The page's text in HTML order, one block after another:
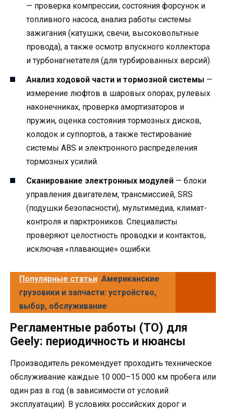
— проверка компрессии, состояния форсунок и
топливного насоса, анализ работы системы
зажигания (катушки, свечи, высоковольтные
провода), а также осмотр впускного коллектора
и турбонагнетателя (для турбированных версий).
Анализ ходовой части и тормозной системы —
измерение люфтов в шаровых опорах, рулевых
наконечниках, проверка амортизаторов и
пружин, оценка состояния тормозных дисков,
колодок и суппортов, а также тестирование
системы ABS и электронного распределения
тормозных усилий.
Сканирование электронных модулей — блоки
управления двигателем, трансмиссией, SRS
(подушки безопасности), мультимедиа, климат-
контроля и парктроников. Специалисты
проверяют целостность проводки и контактов,
исключая «плавающие» ошибки.
Популярные статьи Американские
грузовики и запчасти: устройство,
выбор, обслуживание
Регламентные работы (ТО) для
Geely: периодичность и нюансы
Производитель рекомендует проходить техническое
обслуживание каждые 10 000–15 000 км пробега или
один раз в год (в зависимости от условий
эксплуатации). В условиях российских дорог и